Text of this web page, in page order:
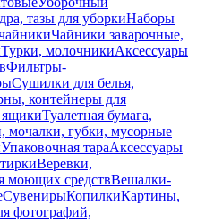
тазы для уборкиНаборы
Чайники заварочные,
Турки, молочникиАксессуары
Фильтры-
Сушилки для белья,
контейнеры для
ящикиТуалетная бумага,
мочалки, губки, мусорные
Упаковочная тараАксессуары
Веревки,
моющих средствВешалки-
СувенирыКопилкиКартины,
фотографий,